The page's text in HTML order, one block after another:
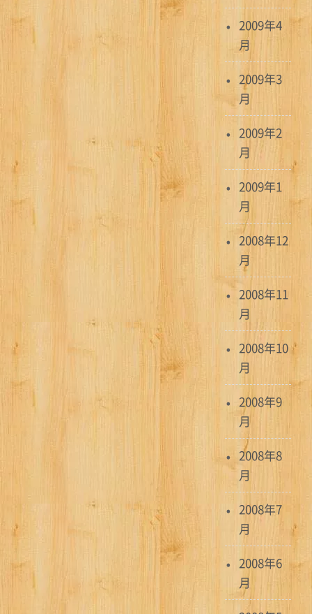
2009年4
月
2009年3
月
2009年2
月
2009年1
月
2008年12
月
2008年11
月
2008年10
月
2008年9
月
2008年8
月
2008年7
月
2008年6
月